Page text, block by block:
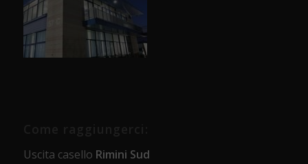
Uscita casello Rimini Sud